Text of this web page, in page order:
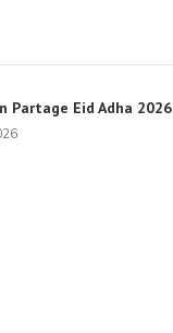
Partage Eid Adha 2026